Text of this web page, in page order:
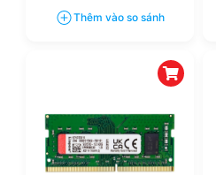
Thêm vào so sánh